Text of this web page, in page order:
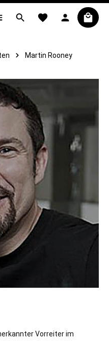
Martin Rooney
Vorreiter im